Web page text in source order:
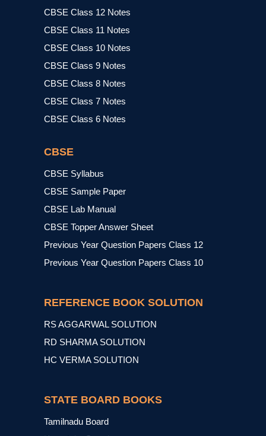
CBSE Class 12 Notes
CBSE Class 11 Notes
CBSE Class 10 Notes
CBSE Class 9 Notes
CBSE Class 8 Notes
CBSE Class 7 Notes
CBSE Class 6 Notes
CBSE
CBSE Syllabus
CBSE Sample Paper
CBSE Lab Manual
CBSE Topper Answer Sheet
Previous Year Question Papers Class 12
Previous Year Question Papers Class 10
REFERENCE BOOK SOLUTION
RS AGGARWAL SOLUTION
RD SHARMA SOLUTION
HC VERMA SOLUTION
STATE BOARD BOOKS
Tamilnadu Board